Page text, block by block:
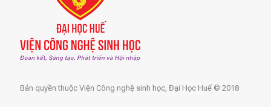
Bản quyền thuộc Viện Công nghệ sinh học, Đại Học Huế © 2018